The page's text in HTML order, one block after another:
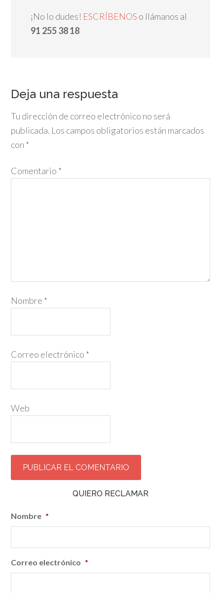
¡No lo dudes! ESCRÍBENOS o llámanos al
91 255 38 18
Deja una respuesta
Tu dirección de correo electrónico no será
publicada. Los campos obligatorios están marcados
con *
Comentario *
Nombre *
Correo electrónico *
Web
QUIERO RECLAMAR
Nombre *
Correo electrónico *